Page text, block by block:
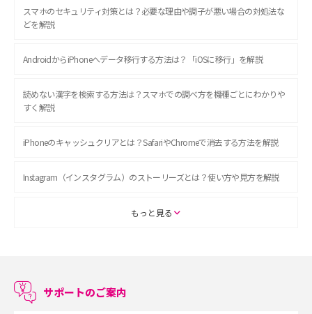
スマホのセキュリティ対策とは？必要な理由や調子が悪い場合の対処法な
どを解説
AndroidからiPhoneへデータ移行する方法は？「iOSに移行」を解説
読めない漢字を検索する方法は？スマホでの調べ方を機種ごとにわかりや
すく解説
iPhoneのキャッシュクリアとは？SafariやChromeで消去する方法を解説
Instagram（インスタグラム）のストーリーズとは？使い方や見方を解説
ASMRとは？初心者向けの代表ジャンルや楽しみ方を解説
LINEで友だちを削除する方法は？方法ごとの影響や復活・復元する方法も
もっと見る
サポートのご案内